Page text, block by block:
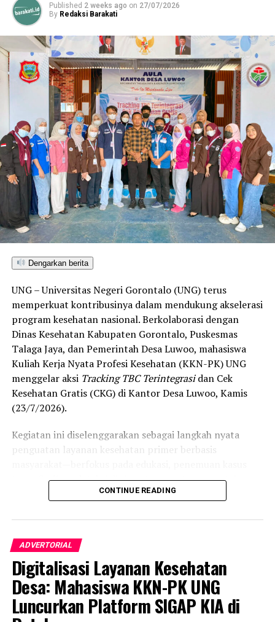
Published 2 weeks ago on 27/07/2026
By Redaksi Barakati
Dengarkan berita
UNG – Universitas Negeri Gorontalo (UNG) terus
memperkuat kontribusinya dalam mendukung akselerasi
program kesehatan nasional. Berkolaborasi dengan
Dinas Kesehatan Kabupaten Gorontalo, Puskesmas
Talaga Jaya, dan Pemerintah Desa Luwoo, mahasiswa
Kuliah Kerja Nyata Profesi Kesehatan (KKN-PK) UNG
menggelar aksi Tracking TBC Terintegrasidan Cek
Kesehatan Gratis (CKG) di Kantor Desa Luwoo, Kamis
(23/7/2026).
Kegiatan ini diselenggarakan sebagai langkah nyata
penguatan layanan kesehatan primer berbasis
case finding), deteksi dini, serta pemutusan rantai
penularan tuberkulosis (TBC) yang masih menjadi salah
Pelaksanaan program ini didampingi secara langsung
oleh tim Dosen Pembimbing Lapangan (DPL) KKN-PK
Desa Luwoo, yakni Dr. dr. Vivien Novarina A. Kasim,
M.Kes., dr. Siti Rakhmatia P. Th. Kum, M.Biomed., Ns. Nur
Ayun R. Yusuf, S.Kep., M.Kep., dan Ns. Sartika, S.Kep.,
M.Kep. Pendampingan akademis ini memastikan seluruh
CONTINUE READING
ADVERTORIAL
Digitalisasi Layanan Kesehatan
Desa: Mahasiswa KKN-PK UNG
Luncurkan Platform SIGAP KIA di